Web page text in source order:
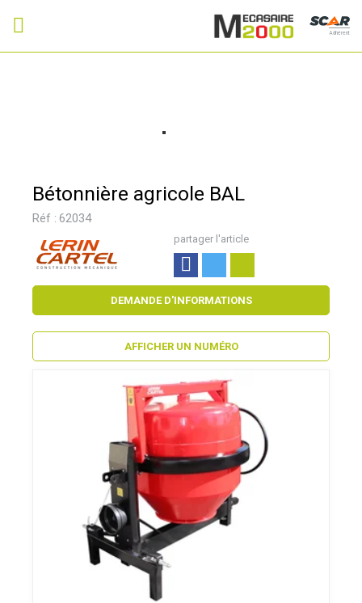
Adhérent
Bétonnière agricole BAL
Réf : 62034
partager l'article
DEMANDE D'INFORMATIONS
AFFICHER UN NUMÉRO